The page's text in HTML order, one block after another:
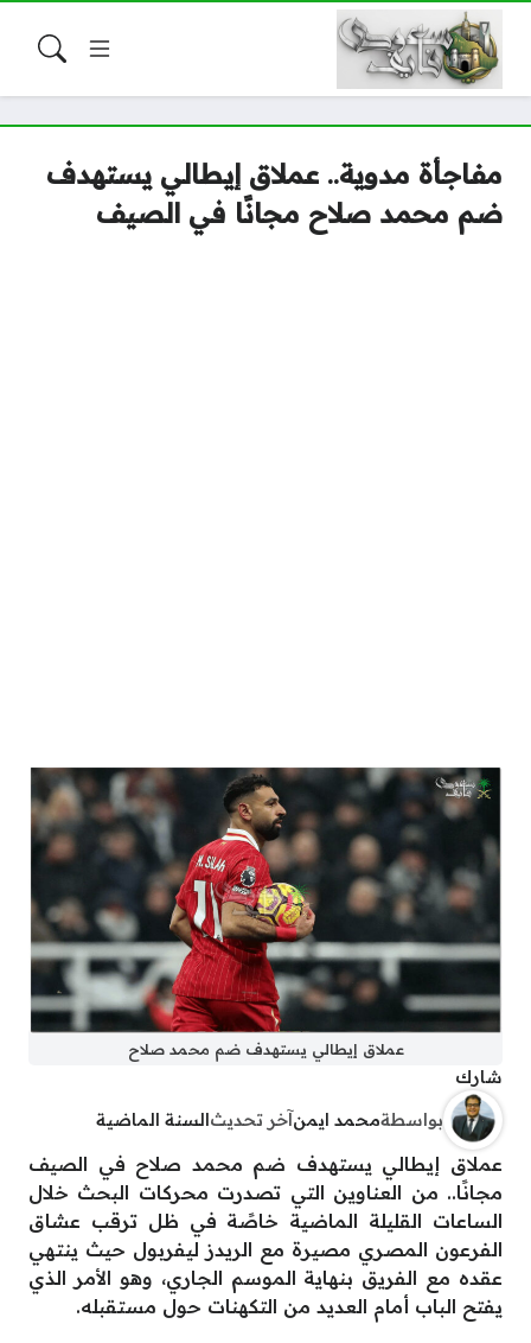
مفاجأة مدوية.. عملاق إيطالي يستهدف
ضم محمد صلاح مجانًا في الصيف
عملاق إيطالي يستهدف ضم محمد صلاح
شارك
بواسطةمحمد ايمنآخر تحديثالسنة الماضية
عملاق إيطالي يستهدف ضم محمد صلاح في الصيف
مجانًا.. من العناوين التي تصدرت محركات البحث خلال
الساعات القليلة الماضية خاصًة في ظل ترقب عشاق
الفرعون المصري مصيرة مع الريدز ليفربول حيث ينتهي
عقده مع الفريق بنهاية الموسم الجاري، وهو الأمر الذي
يفتح الباب أمام العديد من التكهنات حول مستقبله.